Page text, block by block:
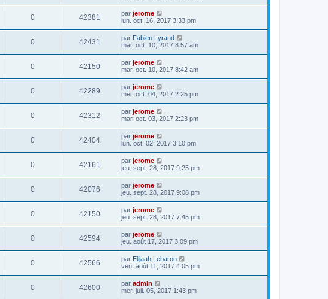
0 42381 par jerome
lun. oct. 16, 2017 3:33 pm
0 42431 par Fabien Lyraud
mar. oct. 10, 2017 8:57 am
0 42150 par jerome
mar. oct. 10, 2017 8:42 am
0 42289 par jerome
mer. oct. 04, 2017 2:25 pm
0 42312 par jerome
mar. oct. 03, 2017 2:23 pm
0 42404 par jerome
lun. oct. 02, 2017 3:10 pm
0 42161 par jerome
jeu. sept. 28, 2017 9:25 pm
0 42076 par jerome
jeu. sept. 28, 2017 9:08 pm
0 42150 par jerome
jeu. sept. 28, 2017 7:45 pm
0 42594 par jerome
jeu. août 17, 2017 3:09 pm
0 42566 par Elijaah Lebaron
ven. août 11, 2017 4:05 pm
0 42600 par admin
mer. juil. 05, 2017 1:43 pm